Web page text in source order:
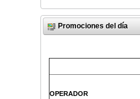
Promociones del día
OPERADOR